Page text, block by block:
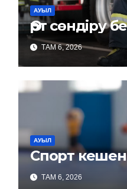
АУЫЛ
Өрт сөндіру
ТАМ 6, 2026
АУЫЛ
Спорт
ТАМ 6, 2026